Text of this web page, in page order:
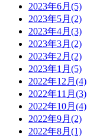
2023年6月(5)
2023年5月(2)
2023年4月(3)
2023年3月(2)
2023年2月(2)
2023年1月(5)
2022年12月(4)
2022年11月(3)
2022年10月(4)
2022年9月(2)
2022年8月(1)